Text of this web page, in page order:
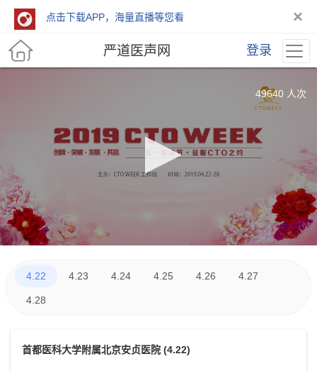
点击下载APP，海量直播等您看 ×
严道医声网 登录
49640 人次
4.22 4.23 4.24 4.25 4.26 4.27
4.28
首都医科大学附属北京安贞医院 (4.22)